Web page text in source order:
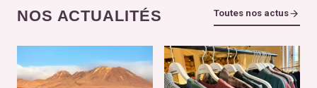
NOS ACTUALITÉS Toutes nos actus